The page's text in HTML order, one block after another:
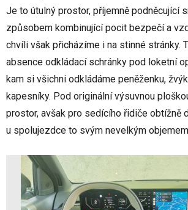
Je to útulný prostor, příjemně podněcující
způsobem kombinující pocit bezpečí a
chvíli však přicházíme i na stinné stránky.
absence odkládací schránky pod loketní
kam si všichni odkládáme peněženku,
kapesníky. Pod originální výsuvnou
prostor, avšak pro sedícího řidiče obtížně
u spolujezdce to svým nevelkým